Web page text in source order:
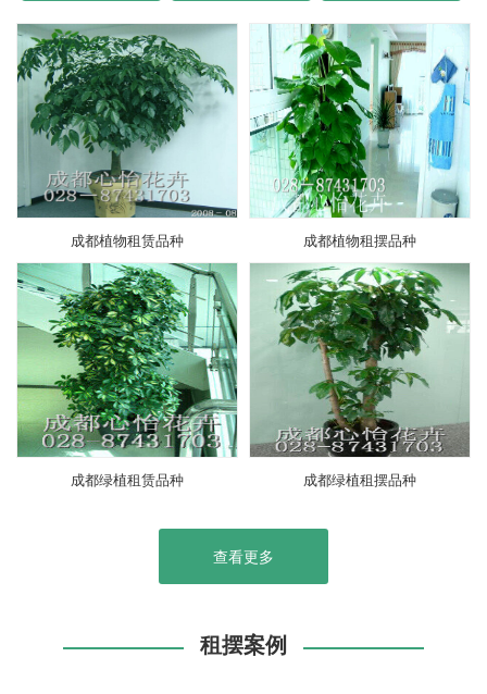
成都植物租赁品种 成都植物租摆品种
成都绿植租赁品种 成都绿植租摆品种
查看更多
租摆案例